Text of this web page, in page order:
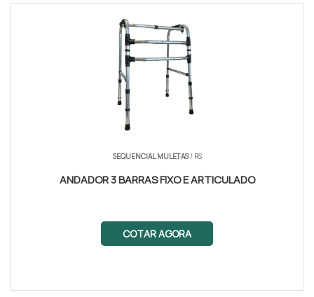
SEQUENCIAL MULETAS/ RS
ANDADOR 3 BARRAS FIXO E ARTICULADO
COTAR AGORA